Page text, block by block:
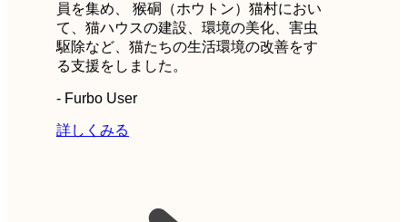
員を集め、 猴硐（ホウトン）猫村におい
て、猫ハウスの建設、環境の美化、害虫
駆除など、猫たちの生活環境の改善をす
る支援をしました。
- Furbo User
詳しくみる